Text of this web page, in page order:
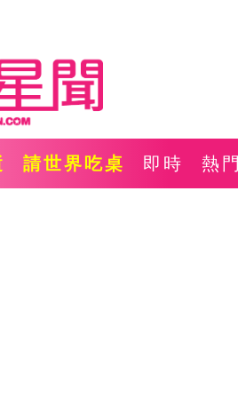
請世界吃桌 即時 熱門